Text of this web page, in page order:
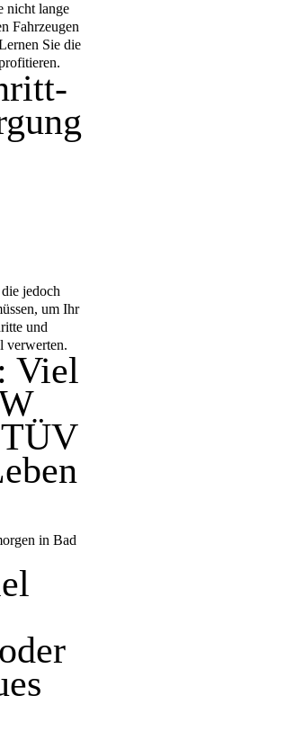
nicht lange
Fahrzeugen
Sie die
jedoch
um Ihr
und
verwerten.
Viel
in Bad